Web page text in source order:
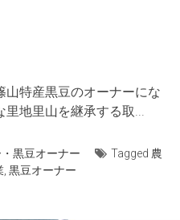
山特産黒豆のオーナーにな
里地里山を継承する取...
黒豆オーナー Tagged 農
, 黒豆オーナー